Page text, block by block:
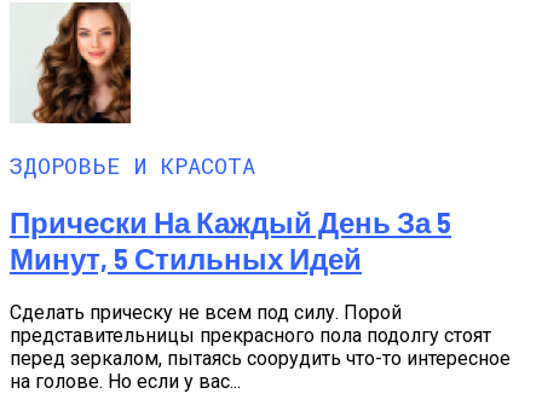
ЗДОРОВЬЕ И КРАСОТА
Прически На Каждый День За 5
Минут, 5 Стильных Идей
Сделать прическу не всем под силу. Порой
представительницы прекрасного пола подолгу стоят
перед зеркалом, пытаясь соорудить что-то интересное
на голове. Но если у вас...